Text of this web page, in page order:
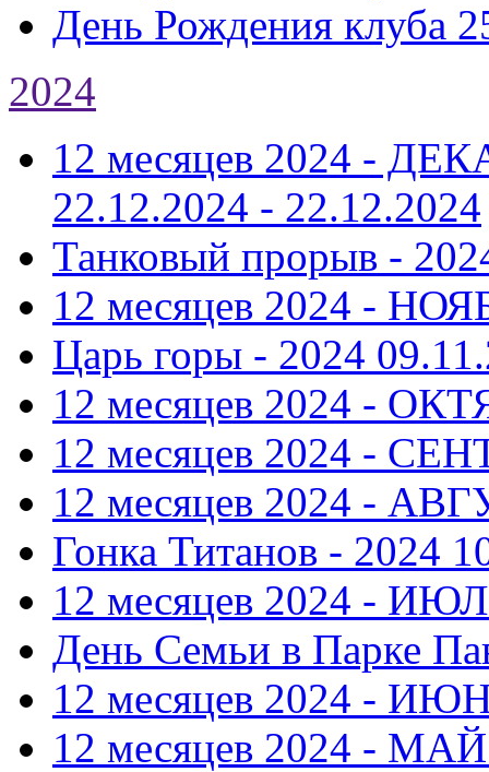
День Рождения клуба
2024
12 месяцев 2024 -
22.12.2024 - 22.12.2024
Танковый прорыв -
12 месяцев 2024 -
Царь горы - 2024
12 месяцев 2024 -
12 месяцев 2024 -
12 месяцев 2024 -
Гонка Титанов - 2024
12 месяцев 2024 -
День Семьи в Парке
12 месяцев 2024 -
12 месяцев 2024 - МАЙ